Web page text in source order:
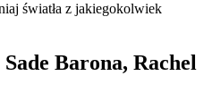
światła z jakiegokolwiek
Barona, Rachel